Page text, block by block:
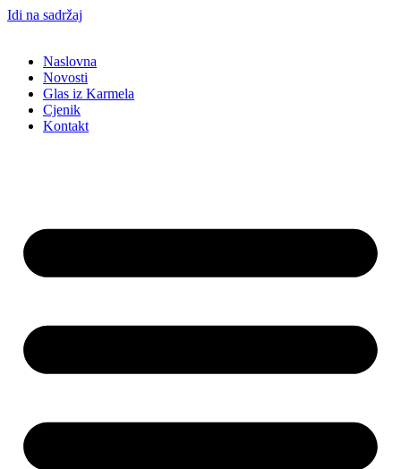
Idi na sadržaj
Naslovna
Novosti
Glas iz Karmela
Cjenik
Kontakt